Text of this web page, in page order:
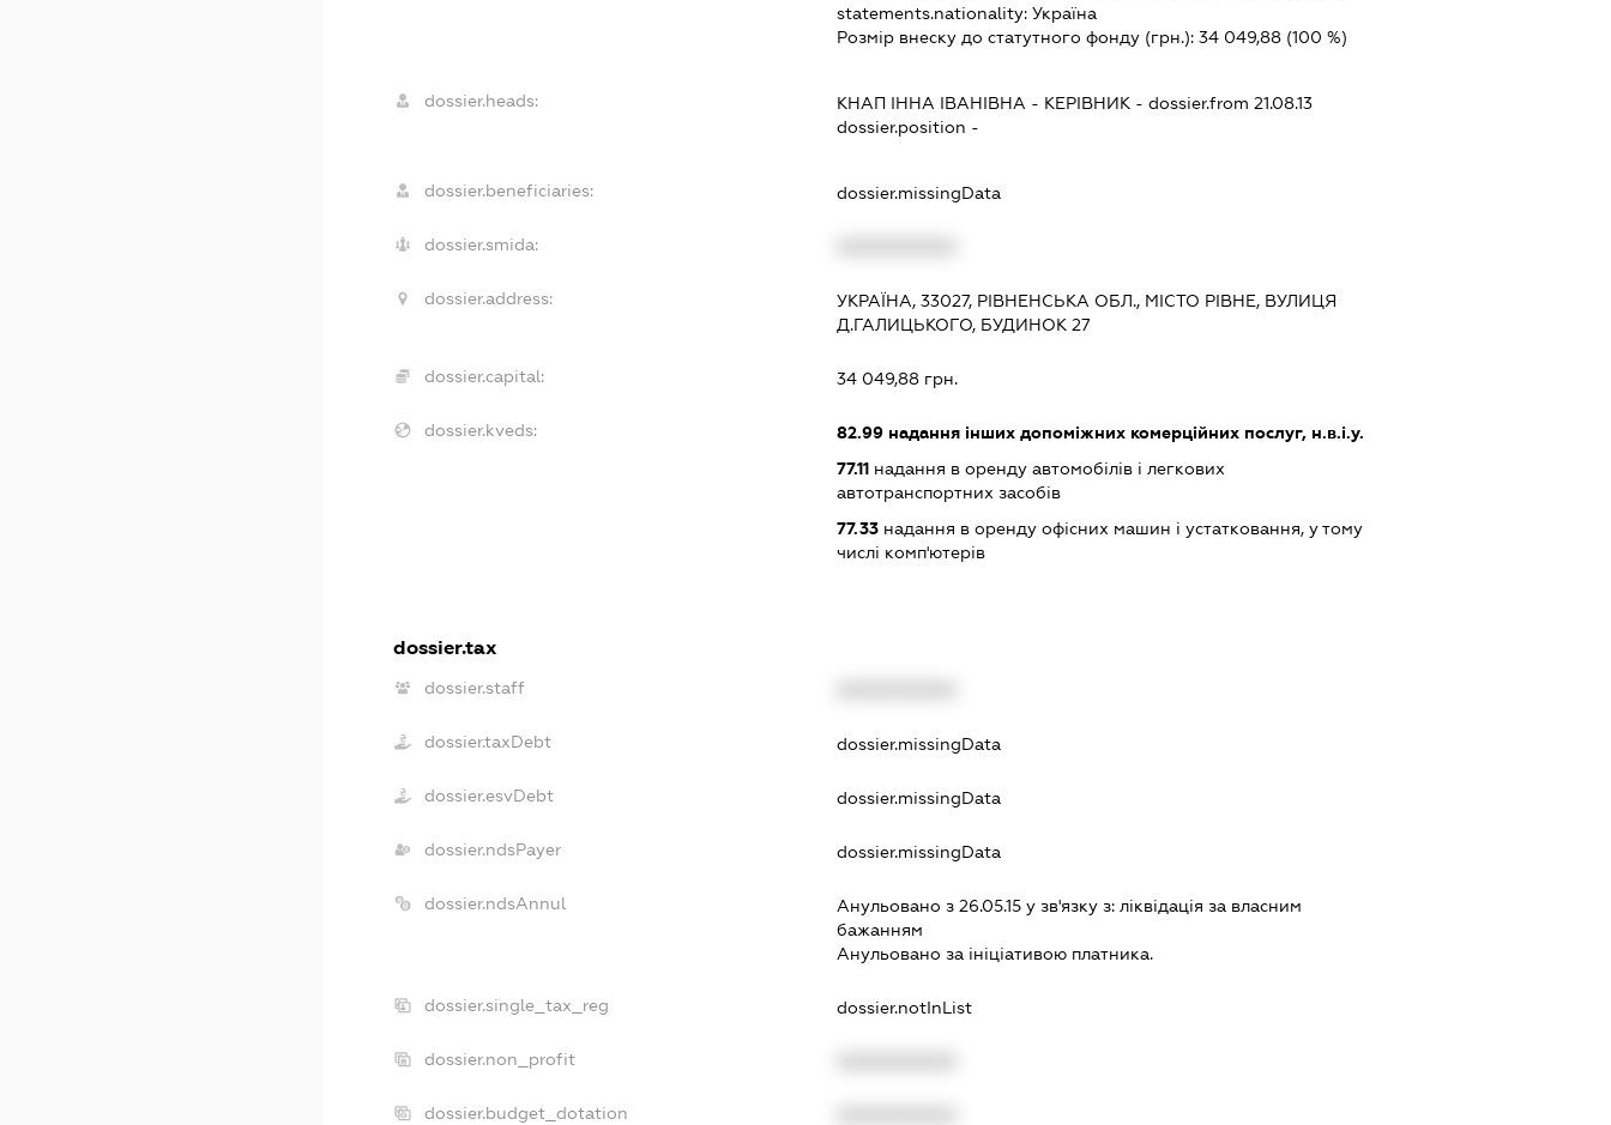
statements.nationality:Україна
Розмір внеску до статутного фонду (грн.):34 049,88 (100 %)
dossier.heads: КНАП ІННА ІВАНІВНА - КЕРІВНИК - dossier.from 21.08.13
dossier.position -
dossier.beneficiaries: dossier.missingData
dossier.smida:
dossier.address:
УКРАЇНА, 33027, РІВНЕНСЬКА ОБЛ., МІСТО РІВНЕ, ВУЛИЦЯ
Д.ГАЛИЦЬКОГО, БУДИНОК 27
dossier.capital: 34 049,88 грн.
dossier.kveds: 82.99 надання інших допоміжних комерційних послуг, н.в.і.у.
77.11 надання в оренду автомобілів і легкових
автотранспортних засобів
77.33 надання в оренду офісних машин і устатковання, у тому
числі комп'ютерів
dossier.tax
dossier.staff
dossier.taxDebt dossier.missingData
dossier.esvDebt dossier.missingData
dossier.ndsPayer dossier.missingData
dossier.ndsAnnul Анульовано з 26.05.15 у зв'язку з:лiквiдацiя за власним
бажанням
Анульовано за iнiцiативою платника.
dossier.single_tax_reg dossier.notInList
dossier.non_profit
dossier.budget_dotation